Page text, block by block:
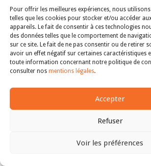
Pour offrir les meilleures expériences, nous
telles que les cookies pour stocker et/ou accéder
appareils. Le fait de consentir à ces technologies
des données telles que le comportement de
sur ce site. Le fait de ne pas consentir ou de retirer
avoir un effet négatif sur certaines caractéristiques
toute information concernant notre politique de
consulter nos mentions légales.
Accepter
Refuser
Voir les préférences
l’égard d’un autre Etat accusé de
s’appuyer sur des éléments de
soumettre et à discuter dans les
Parallèlement, des précisions
apportées par la Cour internationale
la responsabilité encourue par les
génocide. Dans son arrêt de 2007, la
RFY pour avoir violé cette obligation
génocide commis à Srebrenica en
de sa complète inaction alors
des Serbes de Bosnie et pouvait